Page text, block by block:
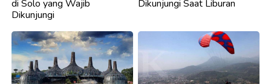
di Solo yang Wajib
Dikunjungi
Dikunjungi Saat Liburan